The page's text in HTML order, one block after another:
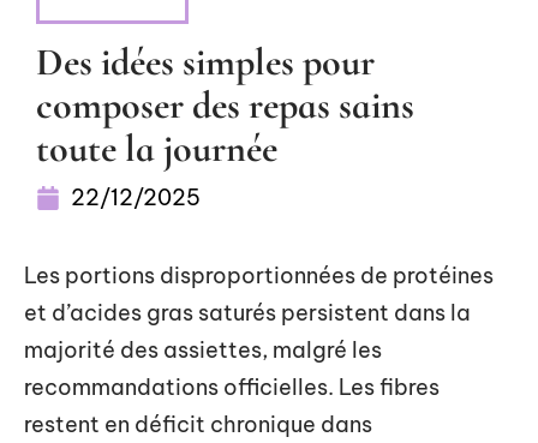
Des idées simples pour
composer des repas sains
toute la journée
22/12/2025
Les portions disproportionnées de protéines
et d’acides gras saturés persistent dans la
majorité des assiettes, malgré les
recommandations officielles. Les fibres
restent en déficit chronique dans